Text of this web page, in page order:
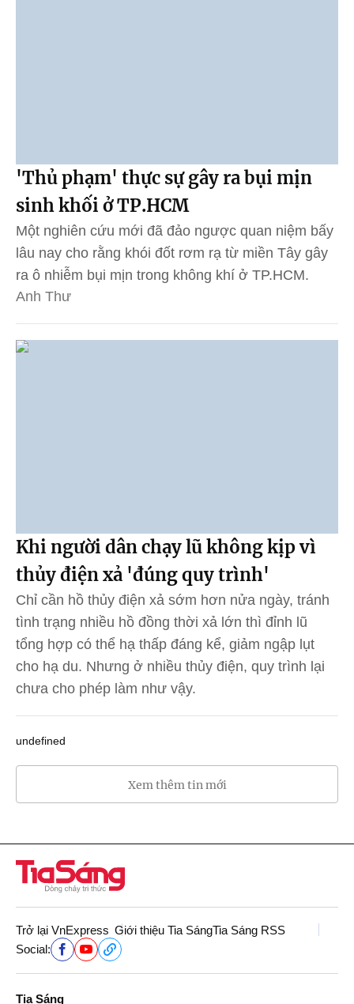
'Thủ phạm' thực sự gây ra bụi mịn
sinh khối ở TP.HCM
Một nghiên cứu mới đã đảo ngược quan niệm bấy
lâu nay cho rằng khói đốt rơm rạ từ miền Tây gây
ra ô nhiễm bụi mịn trong không khí ở TP.HCM.
Anh Thư
Khi người dân chạy lũ không kịp vì
thủy điện xả 'đúng quy trình'
Chỉ cần hồ thủy điện xả sớm hơn nửa ngày, tránh
tình trạng nhiều hồ đồng thời xả lớn thì đỉnh lũ
tổng hợp có thể hạ thấp đáng kể, giảm ngập lụt
cho hạ du. Nhưng ở nhiều thủy điện, quy trình lại
chưa cho phép làm như vậy.
undefined
Xem thêm tin mới
Trở lại VnExpress Giới thiệu Tia SángTia Sáng RSS
Social:
Tia Sáng